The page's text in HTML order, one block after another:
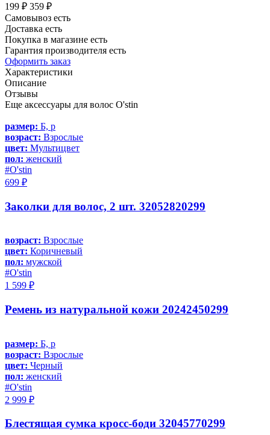
199 ₽ 359 ₽
Самовывоз есть
Доставка есть
Покупка в магазине есть
Гарантия производителя есть
Оформить заказ
Характеристики
Описание
Отзывы
Еще аксессуары для волос O'stin
размер: Б, р
возраст: Взрослые
цвет: Мультицвет
пол: женский
#O'stin
699 ₽
Заколки для волос, 2 шт. 32052820299
возраст: Взрослые
цвет: Коричневый
пол: мужской
#O'stin
1 599 ₽
Ремень из натуральной кожи 20242450299
размер: Б, р
возраст: Взрослые
цвет: Черный
пол: женский
#O'stin
2 999 ₽
Блестящая сумка кросс-боди 32045770299